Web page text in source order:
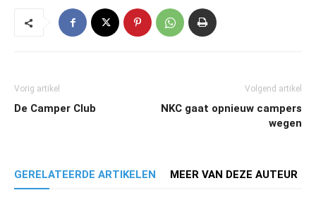
Vorig artikel
De Camper Club
Volgend artikel
NKC gaat opnieuw campers
wegen
GERELATEERDE ARTIKELEN MEER VAN DEZE AUTEUR